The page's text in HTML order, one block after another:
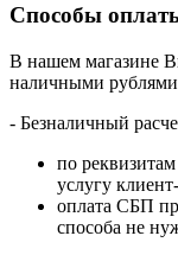
Способы
В нашем магазине
наличными рублями
- Безналичный
по
услугу
оплата СБП
способа не